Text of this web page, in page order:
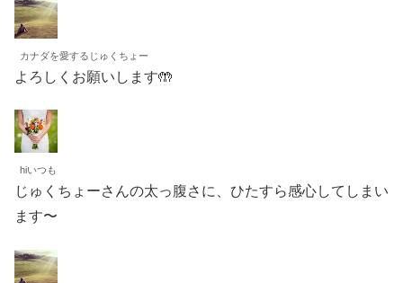
カナダを愛するじゅくちょー
よろしくお願いします🤲
hiいつも
じゅくちょーさんの太っ腹さに、ひたすら感心してしまい
ます〜